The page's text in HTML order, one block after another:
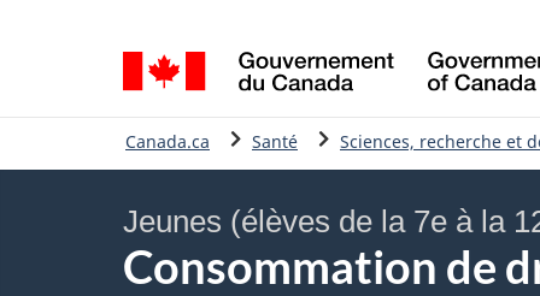
de
la
langue
êtes
Canada.ca Santé Sciences, recherche et
Consommation de
Jeunes (élèves de la 7e à la